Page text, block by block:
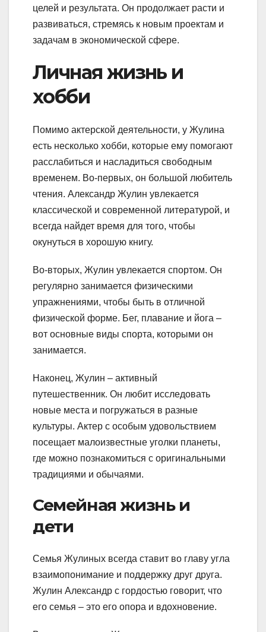
целей и результата. Он продолжает расти и
развиваться, стремясь к новым проектам и
задачам в экономической сфере.
Личная жизнь и
хобби
Помимо актерской деятельности, у Жулина
есть несколько хобби, которые ему помогают
расслабиться и насладиться свободным
временем. Во-первых, он большой любитель
чтения. Александр Жулин увлекается
классической и современной литературой, и
всегда найдет время для того, чтобы
окунуться в хорошую книгу.
Во-вторых, Жулин увлекается спортом. Он
регулярно занимается физическими
упражнениями, чтобы быть в отличной
физической форме. Бег, плавание и йога –
вот основные виды спорта, которыми он
занимается.
Наконец, Жулин – активный
путешественник. Он любит исследовать
новые места и погружаться в разные
культуры. Актер с особым удовольствием
посещает малоизвестные уголки планеты,
где можно познакомиться с оригинальными
традициями и обычаями.
Семейная жизнь и
дети
Семья Жулиных всегда ставит во главу угла
взаимопонимание и поддержку друг друга.
Жулин Александр с гордостью говорит, что
его семья – это его опора и вдохновение.